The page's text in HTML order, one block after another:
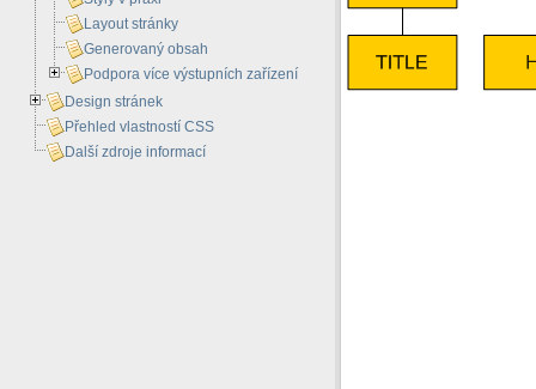
Layout stránky
Generovaný obsah
Podpora více výstupních zařízení
Design stránek
Přehled vlastností CSS
Další zdroje informací